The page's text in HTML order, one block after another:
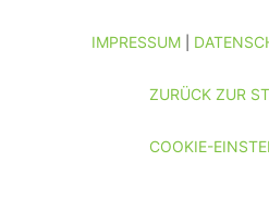
IMPRESSUM|
ZURÜCK ZUR
COOKIE-